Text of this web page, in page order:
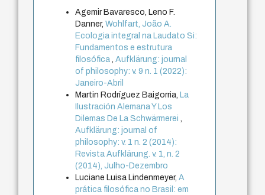
Agemir Bavaresco, Leno F.
Danner,Wohlfart, João A.
Ecologia integral na Laudato Si:
Fundamentos e estrutura
filosófica,Aufklärung: journal
of philosophy: v. 9 n. 1 (2022):
Janeiro-Abril
Martin Rodríguez Baigorria, La
Ilustración Alemana Y Los
Dilemas De La Schwärmerei,
Aufklärung: journal of
philosophy: v. 1 n. 2 (2014):
Revista Aufklärung. v. 1, n. 2
(2014), Julho-Dezembro
Luciane Luisa Lindenmeyer,A
prática filosófica no Brasil: em